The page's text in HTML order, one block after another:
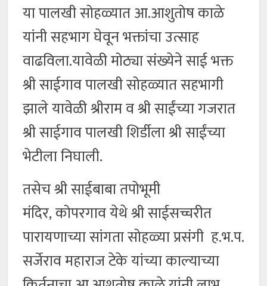
या पालखी सोहळ्यात आ.आशुतोष काळे
यांनी सहभाग घेवून भक्तांचा उत्साह
वाढविला.यावेळी मोठ्या संख्येने साई भक्त
श्री साईगाव पालखी सोहळ्यात सहभागी
झाले यावेळी श्रीराम व श्री साईंच्या गजरात
श्री साईगाव पालखी शिर्डीला श्री साईंच्या
भेटीला निघाली.
तसेच श्री साईबाबा तपोभूमी
मंदिर, कोपरगाव येथे श्री साईसच्चरीत
पारायणाच्या सांगता सोहळ्या प्रसंगी ह.भ.प.
सर्जेराव महाराज टेके यांच्या काल्याच्या